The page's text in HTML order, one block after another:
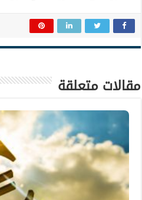
مقالات متعلقة